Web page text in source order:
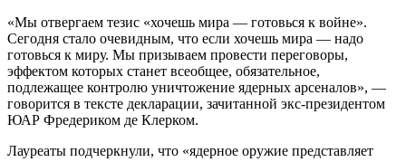
«Мы отвергаем тезис «хочешь мира — готовься к войне».
Сегодня стало очевидным, что если хочешь мира — надо
готовься к миру. Мы призываем провести переговоры,
эффектом которых станет всеобщее, обязательное,
подлежащее контролю уничтожение ядерных арсеналов», —
говорится в тексте декларации, зачитанной экс-президентом
ЮАР Фредериком де Клерком.
Лауреаты подчеркнули, что «ядерное оружие представляет